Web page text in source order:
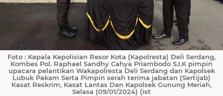
Foto : Kepala Kepolisian Resor Kota (Kapolresta) Deli Serdang,
Kombes Pol. Raphael Sandhy Cahya Priambodo S.I.K pimpin
upacara pelantikan Wakapolresta Deli Serdang dan Kapolsek
Lubuk Pakam Serta Pimpin serah terima jabatan (Sertijab)
Kasat Reskrim, Kasat Lantas Dan Kapolsek Gunung Meriah,
Selasa (09/01/2024) (ist